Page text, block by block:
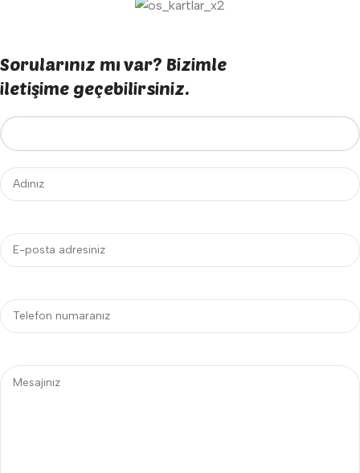
Sorularınız mı var? Bizimle
iletişime geçebilirsiniz.